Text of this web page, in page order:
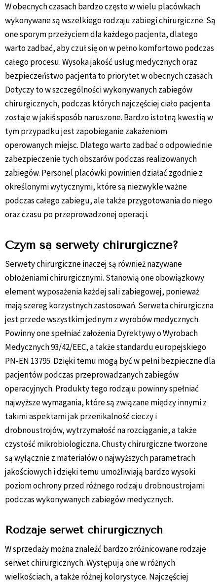
W obecnych czasach bardzo często w wielu placówkach
wykonywane są wszelkiego rodzaju zabiegi chirurgiczne. Są
one sporym przeżyciem dla każdego pacjenta, dlatego
warto zadbać, aby czuł się on w pełno komfortowo podczas
całego procesu. Wysoka jakość usług medycznych oraz
bezpieczeństwo pacjenta to priorytet w obecnych czasach.
Dotyczy to w szczególności wykonywanych zabiegów
chirurgicznych, podczas których najczęściej ciało pacjenta
zostaje w jakiś sposób naruszone. Bardzo istotną kwestią w
tym przypadku jest zapobieganie zakażeniom
operowanych miejsc. Dlatego warto zadbać o odpowiednie
zabezpieczenie tych obszarów podczas realizowanych
zabiegów. Personel placówki powinien działać zgodnie z
określonymi wytycznymi, które są niezwykle ważne
podczas całego zabiegu, ale także przygotowania do niego
oraz czasu po przeprowadzonej operacji.
Czym są serwety chirurgiczne?
Serwety chirurgiczne inaczej są również nazywane
obłożeniami chirurgicznymi. Stanowią one obowiązkowy
element wyposażenia każdej sali zabiegowej, ponieważ
mają szereg korzystnych zastosowań. Serweta chirurgiczna
jest przede wszystkim jednym z wyrobów medycznych.
Powinny one spełniać założenia Dyrektywy o Wyrobach
Medycznych 93/42/EEC, a także standardu europejskiego
PN-EN 13795. Dzięki temu mogą być w pełni bezpieczne dla
pacjentów podczas przeprowadzanych zabiegów
operacyjnych. Produkty tego rodzaju powinny spełniać
najwyższe wymagania, które są związane między innymi z
takimi aspektami jak przenikalność cieczy i
drobnoustrojów, wytrzymałość na rozciąganie, a także
czystość mikrobiologiczna. Chusty chirurgiczne tworzone
są wyłącznie z materiałów o najwyższych parametrach
jakościowych i dzięki temu umożliwiają bardzo wysoki
poziom ochrony przed różnego rodzaju drobnoustrojami
podczas wykonywanych zabiegów medycznych.
Rodzaje serwet chirurgicznych
W sprzedaży można znaleźć bardzo zróżnicowane rodzaje
serwet chirurgicznych. Występują one w różnych
wielkościach, a także różnej kolorystyce. Najczęściej